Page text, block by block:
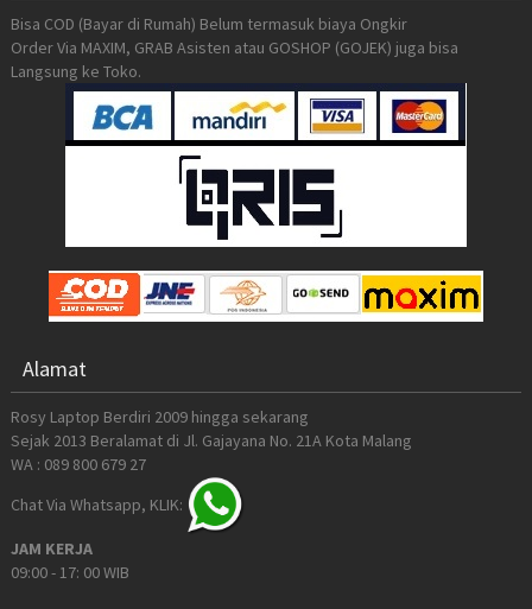
Bisa COD (Bayar di Rumah) Belum termasuk biaya Ongkir
Order Via MAXIM, GRAB Asisten atau GOSHOP (GOJEK) juga bisa
Langsung ke Toko.
Alamat
Rosy Laptop Berdiri 2009 hingga sekarang
Sejak 2013 Beralamat di Jl. Gajayana No. 21A Kota Malang
WA : 089 800 679 27
Chat Via Whatsapp, KLIK:
JAM KERJA
09:00 - 17: 00 WIB